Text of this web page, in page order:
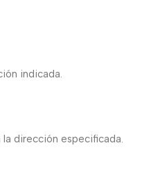
indicada.
la dirección especificada.